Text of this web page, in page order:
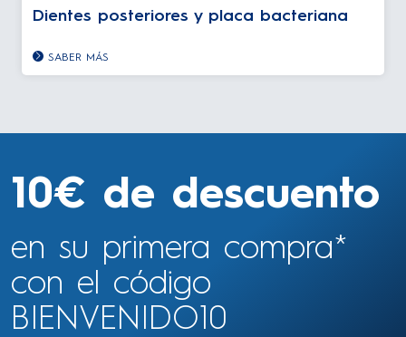
Dientes posteriores y placa bacteriana
SABER MÁS
10€ de descuento
en su primera compra*
con el código
BIENVENIDO10